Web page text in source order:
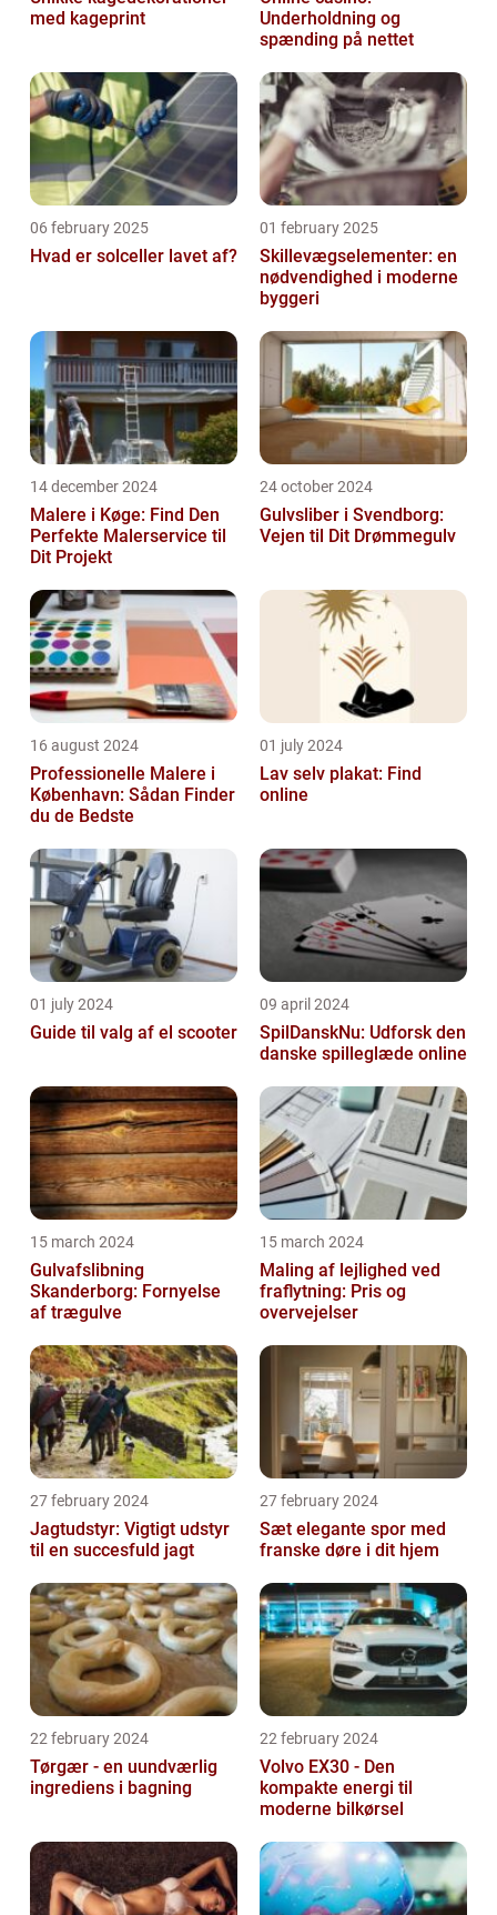
med kageprint
Underholdning og
spænding på nettet
06 february 2025
Hvad er solceller lavet af?
01 february 2025
Skillevægselementer: en
nødvendighed i moderne
byggeri
14 december 2024
Malere i Køge: Find Den
Perfekte Malerservice til
Dit Projekt
24 october 2024
Gulvsliber i Svendborg:
Vejen til Dit Drømmegulv
16 august 2024
Professionelle Malere i
København: Sådan Finder
du de Bedste
01 july 2024
Lav selv plakat: Find
online
01 july 2024
Guide til valg af el scooter
09 april 2024
SpilDanskNu: Udforsk den
danske spilleglæde online
15 march 2024
Gulvafslibning
Skanderborg: Fornyelse
af trægulve
15 march 2024
Maling af lejlighed ved
fraflytning: Pris og
overvejelser
27 february 2024
Jagtudstyr: Vigtigt udstyr
til en succesfuld jagt
27 february 2024
Sæt elegante spor med
franske døre i dit hjem
22 february 2024
Tørgær - en uundværlig
ingrediens i bagning
22 february 2024
Volvo EX30 - Den
kompakte energi til
moderne bilkørsel